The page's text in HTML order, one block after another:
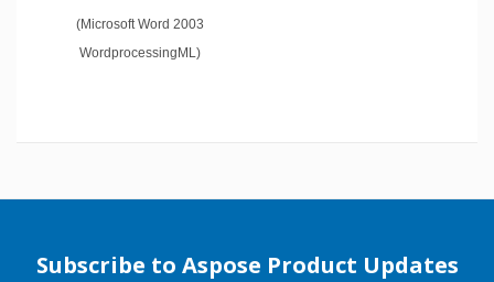
(Microsoft Word 2003
WordprocessingML)
Subscribe to Aspose Product Updates